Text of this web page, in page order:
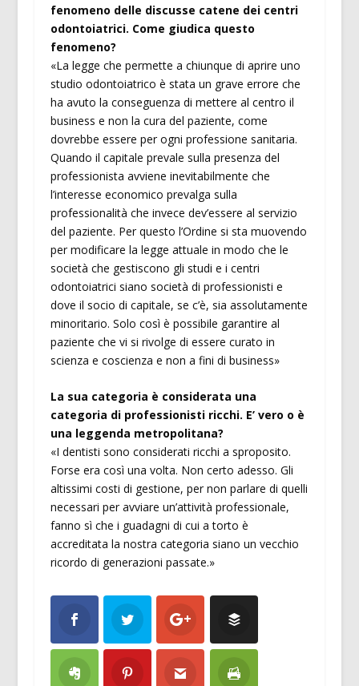
fenomeno delle discusse catene dei centri
odontoiatrici. Come giudica questo
fenomeno?
«La legge che permette a chiunque di aprire uno
studio odontoiatrico è stata un grave errore che
ha avuto la conseguenza di mettere al centro il
business e non la cura del paziente, come
dovrebbe essere per ogni professione sanitaria.
Quando il capitale prevale sulla presenza del
professionista avviene inevitabilmente che
l’interesse economico prevalga sulla
professionalità che invece dev’essere al servizio
del paziente. Per questo l’Ordine si sta muovendo
per modificare la legge attuale in modo che le
società che gestiscono gli studi e i centri
odontoiatrici siano società di professionisti e
dove il socio di capitale, se c’è, sia assolutamente
minoritario. Solo così è possibile garantire al
paziente che vi si rivolge di essere curato in
scienza e coscienza e non a fini di business»
La sua categoria è considerata una
categoria di professionisti ricchi. E’ vero o è
una leggenda metropolitana?
«I dentisti sono considerati ricchi a sproposito.
Forse era così una volta. Non certo adesso. Gli
altissimi costi di gestione, per non parlare di quelli
necessari per avviare un’attività professionale,
fanno sì che i guadagni di cui a torto è
accreditata la nostra categoria siano un vecchio
ricordo di generazioni passate.»